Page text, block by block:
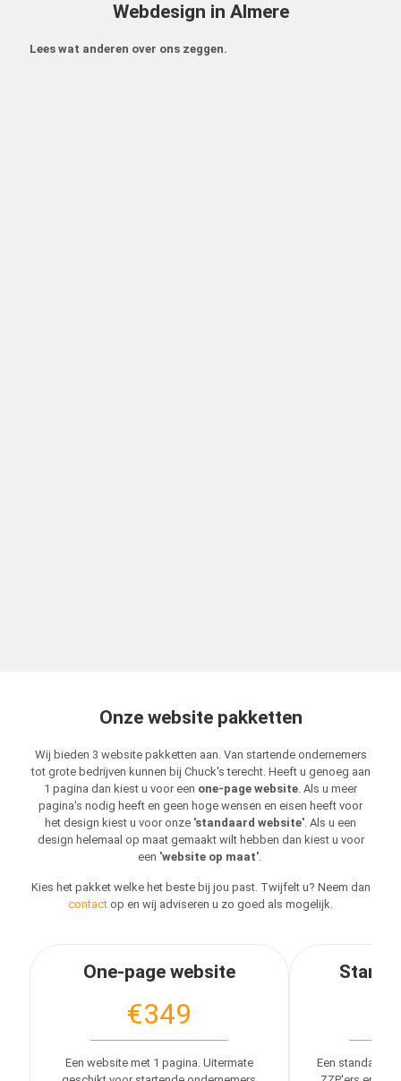
Webdesign in Almere
Lees wat anderen over ons zeggen.
Onze website pakketten
Wij bieden 3 website pakketten aan. Van startende ondernemers
tot grote bedrijven kunnen bij Chuck's terecht. Heeft u genoeg aan
1 pagina dan kiest u voor een one-page website. Als u meer
pagina's nodig heeft en geen hoge wensen en eisen heeft voor
het design kiest u voor onze 'standaard website'. Als u een
design helemaal op maat gemaakt wilt hebben dan kiest u voor
een 'website op maat'.
Kies het pakket welke het beste bij jou past. Twijfelt u? Neem dan
contact op en wij adviseren u zo goed als mogelijk.
One-page website
€349
Een website met 1 pagina. Uitermate
Een standaard